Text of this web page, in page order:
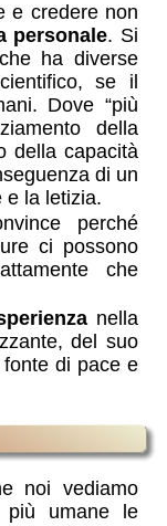
e credere non
personale. Si
ha diverse
se il
Dove “più
della
della capacità
di un
e la letizia.
perché
ci possono
che
nella
del suo
di pace e
noi vediamo
umane le